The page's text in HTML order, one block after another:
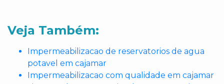
Veja Também:
Impermeabilizacao de reservatorios de agua
potavel em cajamar
Impermeabilizacao com qualidade em cajamar